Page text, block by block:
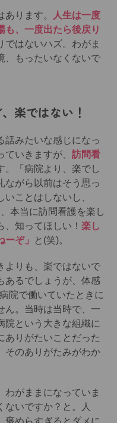
ります。
人生は一度
も、一度出たら後戻り
ではないハズ。わがま
、もったいなくないで
楽ではない！
みたいな感じになっ
いきますが、 訪問看
。「病院より、楽でし
ながら以前はそう思っ
ことはしないし、
本当に訪問看護を楽し
知ってほしい！ 楽し
ぞ」
と(笑)。
りも、楽ではないで
あるでしょうが、体感
院で働いていたときに
ん。当時は当時で、一
院という大きな組織に
ありがたいことだった
そのありがたみがわか
がままになっていま
ないですか？と。人